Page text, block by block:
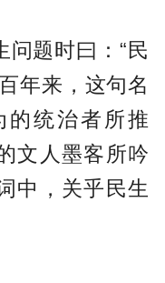
问题时曰：“民
年来，这句名
的统治者所推
文人墨客所吟
中，关乎民生